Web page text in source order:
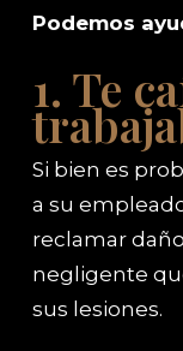
Podemos
1. Te
Si bien es
a su
reclamar
negligente
sus lesiones.